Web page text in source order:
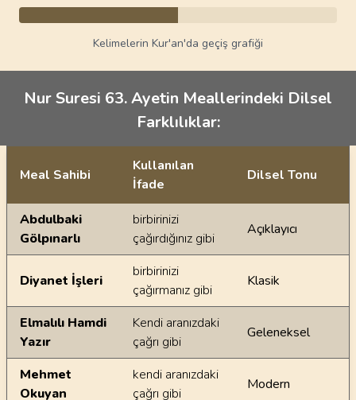
Kelimelerin Kur'an'da geçiş grafiği
Nur Suresi 63. Ayetin Meallerindeki Dilsel
Farklılıklar:
Ayetin meallerindeki dilsel farklılıklar
Meal Sahibi
Kullanılan
İfade
Dilsel Tonu
Abdulbaki
Gölpınarlı
birbirinizi
çağırdığınız gibi
Açıklayıcı
Diyanet İşleri
birbirinizi
çağırmanız gibi
Klasik
Elmalılı Hamdi
Yazır
Kendi aranızdaki
çağrı gibi
Geleneksel
Mehmet
Okuyan
kendi aranızdaki
çağrı gibi
Modern